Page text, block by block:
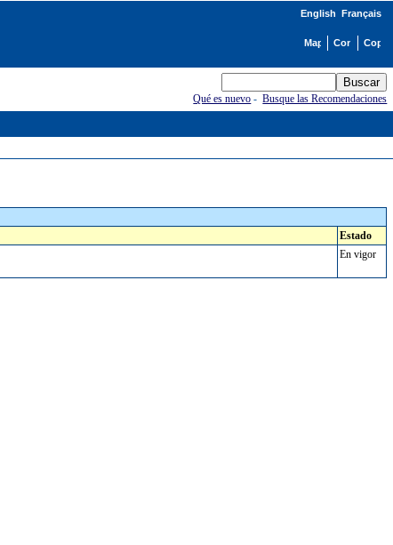
English Français
Qué es nuevo -Busque las Recomendaciones
Estado
En vigor